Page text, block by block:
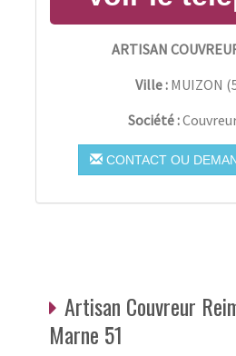
ARTISAN
Ville : MUIZON (
Société :
CONTACT OU
Artisan Couvreur
Marne 51